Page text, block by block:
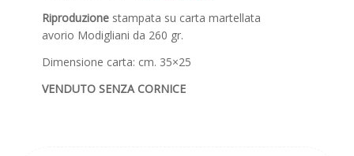
Riproduzionestampata su carta martellata
avorio Modigliani da 260 gr.
Dimensione carta: cm. 35×25
VENDUTO SENZA CORNICE